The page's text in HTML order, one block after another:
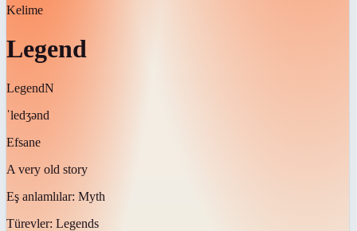
Kelime
Legend
LegendN
ˈledʒənd
Efsane
A very old story
Eş anlamlılar: Myth
Türevler: Legends